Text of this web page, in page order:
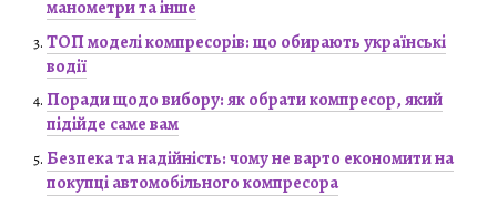
манометри та інше
ТОП моделі компресорів: що обирають українські
водії
Поради щодо вибору: як обрати компресор, який
підійде саме вам
Безпека та надійність: чому не варто економити на
покупці автомобільного компресора